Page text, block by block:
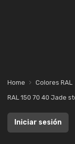
Home Colores RAL
RAL 150 70 40 Jade
Iniciar sesión